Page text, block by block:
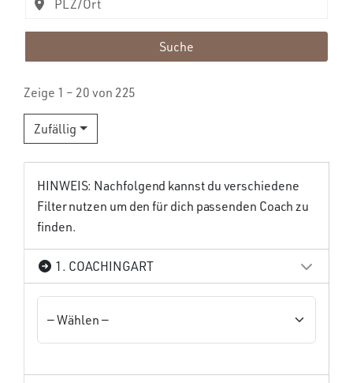
Suche
Zeige 1 – 20 von 225
Zufällig
HINWEIS: Nachfolgend kannst du verschiedene
Filter nutzen um den für dich passenden Coach zu
finden.
1. COACHINGART